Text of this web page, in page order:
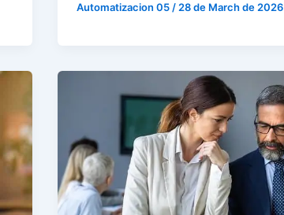
Automatizacion 05/28 de March de 2026